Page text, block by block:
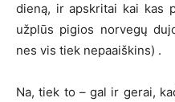
dieną, ir apskritai kai kas
užplūs pigios norvegų
nes vis tiek nepaaiškins) .
Na, tiek to – gal ir gerai,